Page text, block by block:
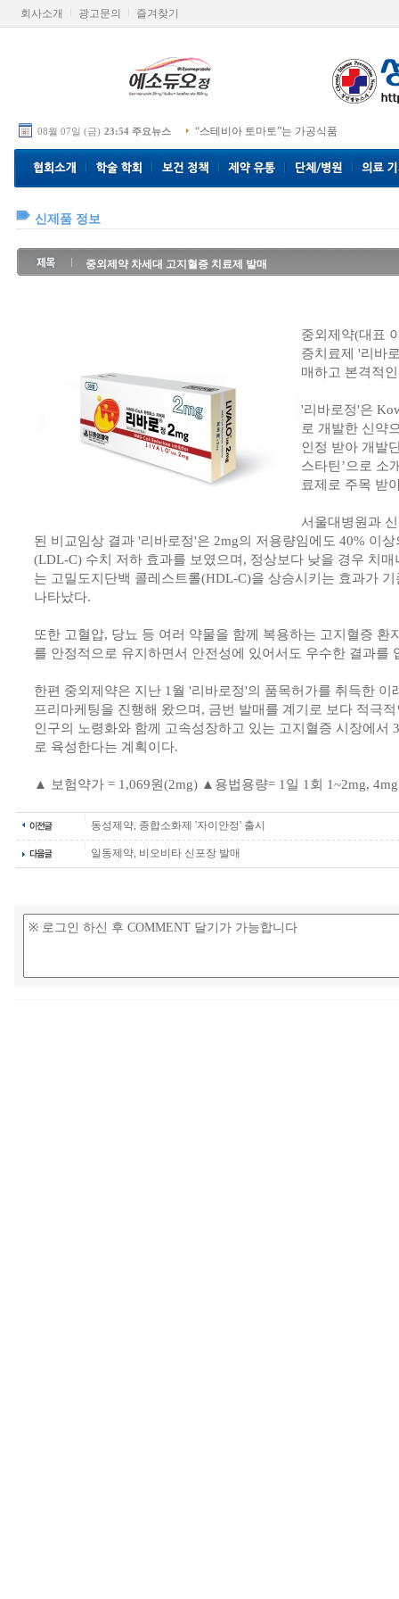
회사소개 광고문의 즐겨찾기
08월 07일 (금) 23:54 주요뉴스 “스테비아 토마토”는 가공식품
신제품 정보
중외제약 차세대 고지혈증 치료제 발매
중외제약(대표
증치료제 '리바
매하고 본격적
'리바로정'은
로 개발한 신약
인정 받아 개발
스타틴’으로 소
료제로 주목 받
서울대병원과
된 비교임상 결과 '리바로정'은 2mg의 저용량임에도 40% 이
(LDL-C) 수치 저하 효과를 보였으며, 정상보다 낮을 경우 치
는 고밀도지단백 콜레스트롤(HDL-C)을 상승시키는 효과가
나타났다.
또한 고혈압, 당뇨 등 여러 약물을 함께 복용하는 고지혈증 환
를 안정적으로 유지하면서 안전성에 있어서도 우수한 결과를
한편 중외제약은 지난 1월 '리바로정'의 품목허가를 취득한 이
프리마케팅을 진행해 왔으며, 금번 발매를 계기로 보다 적극
인구의 노령화와 함께 고속성장하고 있는 고지혈증 시장에서
로 육성한다는 계획이다.
▲ 보험약가 = 1,069원(2mg) ▲용법용량= 1일 1회 1~2mg,
동성제약, 종합소화제 '자이안정' 출시
일동제약, 비오비타 신포장 발매